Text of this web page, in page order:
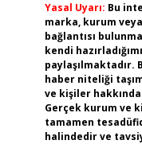
Yasal Uyarı: Bu
marka, kurum
bağlantısı
kendi
haber niteliği
ve kişiler
Gerçek kurum ve
tamamen
halindedir ve